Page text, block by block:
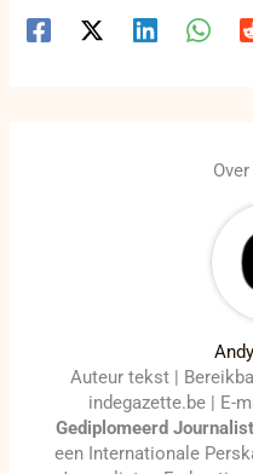
Auteur tekst |
indegazette.be | E-
Gediplomeerd Journalist
een Internationale